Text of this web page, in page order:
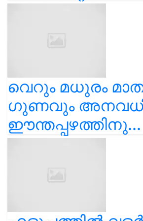
വെറും മധുരം
ഗുണവും
ഈന്തപ്പഴത്തിനു...